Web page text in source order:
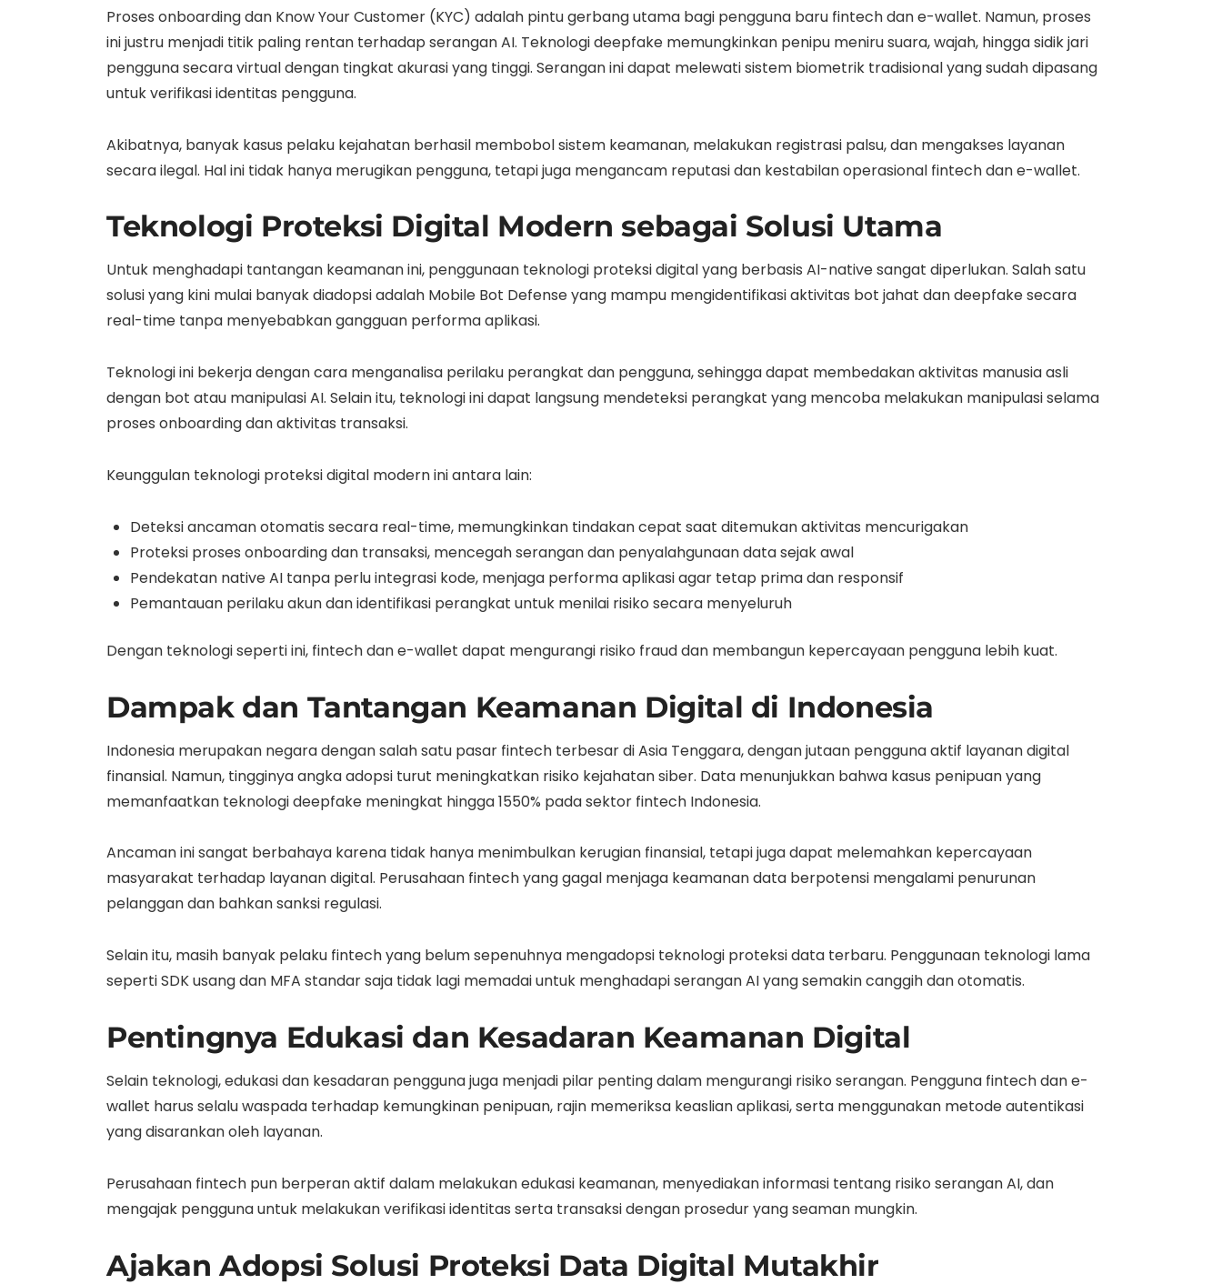
Proses onboarding dan Know Your Customer (KYC) adalah pintu gerbang utama bagi pengguna baru fintech dan e-wallet. Namun, proses
ini justru menjadi titik paling rentan terhadap serangan AI. Teknologi deepfake memungkinkan penipu meniru suara, wajah, hingga sidik jari
pengguna secara virtual dengan tingkat akurasi yang tinggi. Serangan ini dapat melewati sistem biometrik tradisional yang sudah dipasang
untuk verifikasi identitas pengguna.
Akibatnya, banyak kasus pelaku kejahatan berhasil membobol sistem keamanan, melakukan registrasi palsu, dan mengakses layanan
secara ilegal. Hal ini tidak hanya merugikan pengguna, tetapi juga mengancam reputasi dan kestabilan operasional fintech dan e-wallet.
Teknologi Proteksi Digital Modern sebagai Solusi Utama
Untuk menghadapi tantangan keamanan ini, penggunaan teknologi proteksi digital yang berbasis AI-native sangat diperlukan. Salah satu
solusi yang kini mulai banyak diadopsi adalah Mobile Bot Defense yang mampu mengidentifikasi aktivitas bot jahat dan deepfake secara
real-time tanpa menyebabkan gangguan performa aplikasi.
Teknologi ini bekerja dengan cara menganalisa perilaku perangkat dan pengguna, sehingga dapat membedakan aktivitas manusia asli
dengan bot atau manipulasi AI. Selain itu, teknologi ini dapat langsung mendeteksi perangkat yang mencoba melakukan manipulasi selama
proses onboarding dan aktivitas transaksi.
Keunggulan teknologi proteksi digital modern ini antara lain:
Deteksi ancaman otomatis secara real-time, memungkinkan tindakan cepat saat ditemukan aktivitas mencurigakan
Proteksi proses onboarding dan transaksi, mencegah serangan dan penyalahgunaan data sejak awal
Pendekatan native AI tanpa perlu integrasi kode, menjaga performa aplikasi agar tetap prima dan responsif
Pemantauan perilaku akun dan identifikasi perangkat untuk menilai risiko secara menyeluruh
Dengan teknologi seperti ini, fintech dan e-wallet dapat mengurangi risiko fraud dan membangun kepercayaan pengguna lebih kuat.
Dampak dan Tantangan Keamanan Digital di Indonesia
Indonesia merupakan negara dengan salah satu pasar fintech terbesar di Asia Tenggara, dengan jutaan pengguna aktif layanan digital
finansial. Namun, tingginya angka adopsi turut meningkatkan risiko kejahatan siber. Data menunjukkan bahwa kasus penipuan yang
memanfaatkan teknologi deepfake meningkat hingga 1550% pada sektor fintech Indonesia.
Ancaman ini sangat berbahaya karena tidak hanya menimbulkan kerugian finansial, tetapi juga dapat melemahkan kepercayaan
masyarakat terhadap layanan digital. Perusahaan fintech yang gagal menjaga keamanan data berpotensi mengalami penurunan
pelanggan dan bahkan sanksi regulasi.
Selain itu, masih banyak pelaku fintech yang belum sepenuhnya mengadopsi teknologi proteksi data terbaru. Penggunaan teknologi lama
seperti SDK usang dan MFA standar saja tidak lagi memadai untuk menghadapi serangan AI yang semakin canggih dan otomatis.
Pentingnya Edukasi dan Kesadaran Keamanan Digital
Selain teknologi, edukasi dan kesadaran pengguna juga menjadi pilar penting dalam mengurangi risiko serangan. Pengguna fintech dan e-
wallet harus selalu waspada terhadap kemungkinan penipuan, rajin memeriksa keaslian aplikasi, serta menggunakan metode autentikasi
yang disarankan oleh layanan.
Perusahaan fintech pun berperan aktif dalam melakukan edukasi keamanan, menyediakan informasi tentang risiko serangan AI, dan
mengajak pengguna untuk melakukan verifikasi identitas serta transaksi dengan prosedur yang seaman mungkin.
Ajakan Adopsi Solusi Proteksi Data Digital Mutakhir